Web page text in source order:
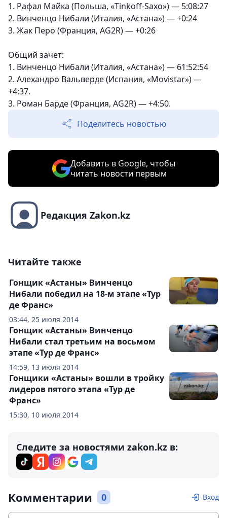
1. Рафал Майка (Польша, «Tinkoff-Saxo») — 5:08:27
2. Винченцо Нибали (Италия, «Астана») — +0:24
3. Жак Перо (Франция, AG2R) — +0:26
Общий зачет:
1. Винченцо Нибали (Италия, «Астана») — 61:52:54
2. Алехандро Вальверде (Испания, «Movistar») —
+4:37.
3. Роман Барде (Франция, AG2R) — +4:50.
Поделитесь новостью
Добавить в Google, чтобы
читать новости первым
Редакция Zakon.kz
Читайте также
03:44, 25 июля 2014
Гонщик «Астаны» Винченцо
Нибали победил на 18-м этапе «Тур
де Франс»
14:59, 13 июля 2014
Гонщик «Астаны» Винченцо
Нибали стал третьим на восьмом
этапе «Тур де Франс»
15:30, 10 июля 2014
Гонщики «Астаны» вошли в тройку
лидеров пятого этапа «Тур де
Франс»
Следите за новостями zakon.kz в:
Комментарии 0 Вход